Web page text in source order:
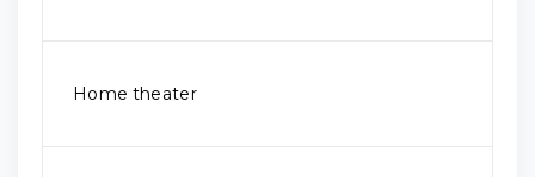
Home theater